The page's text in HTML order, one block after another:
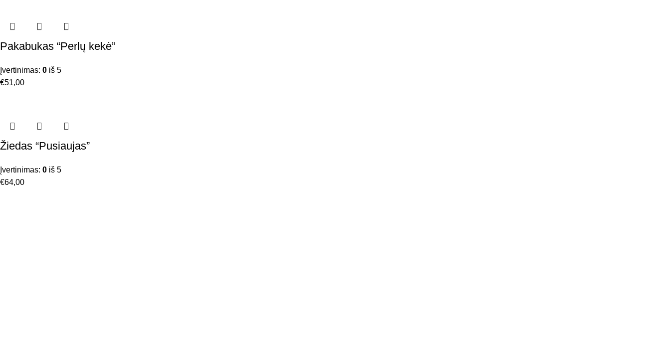
Pakabukas “Perlų kekė”
Įvertinimas: 0 iš 5
€51,00
Žiedas “Pusiaujas”
Įvertinimas: 0 iš 5
€64,00